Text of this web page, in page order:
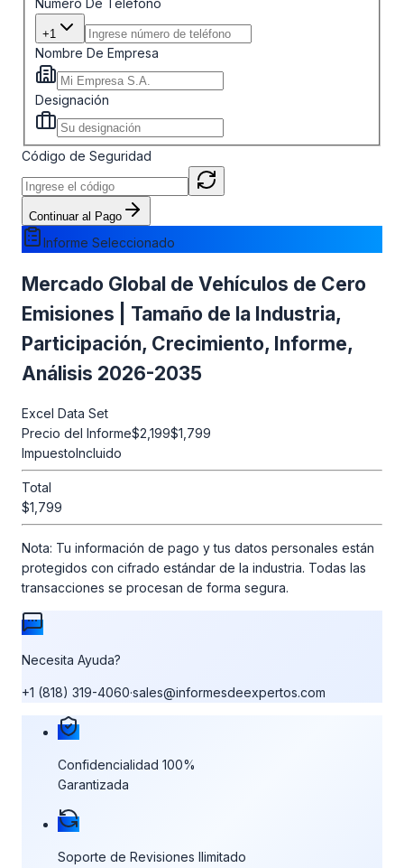
+1
Nombre De Empresa
Designación
Código de Seguridad
Continuar al Pago
Informe Seleccionado
Mercado Global de Vehículos de Cero
Emisiones | Tamaño de la Industria,
Participación, Crecimiento, Informe,
Análisis 2026-2035
Excel Data Set
Precio del Informe$2,199$1,799
ImpuestoIncluido
Total
$1,799
Nota: Tu información de pago y tus datos personales están
protegidos con cifrado estándar de la industria. Todas las
transacciones se procesan de forma segura.
Necesita Ayuda?
+1 (818) 319-4060·sales@informesdeexpertos.com
Nuestras garantías de compra
Confidencialidad 100%
Garantizada
Soporte de Revisiones Ilimitado